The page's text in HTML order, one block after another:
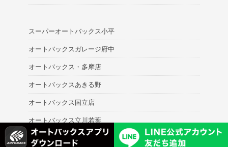
スーパーオートバックス小平
オートバックスガレージ府中
オートバックス・多摩店
オートバックスあきる野
オートバックス国立店
オートバックス立川若葉
© Super AUTOBACS MITAKA.